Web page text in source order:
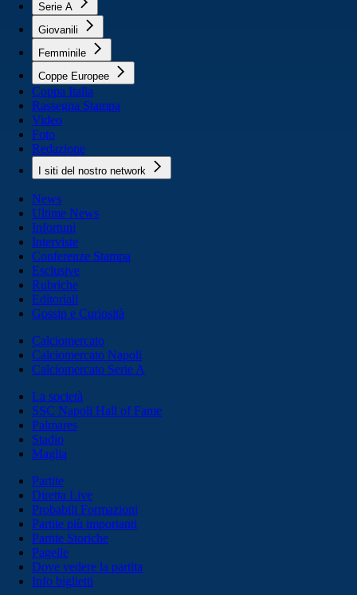
Serie A
Giovanili
Femminile
Coppe Europee
Coppa Italia
Rassegna Stampa
Video
Foto
Redazione
I siti del nostro network
News
Ultime News
Infortuni
Interviste
Conferenze Stampa
Esclusive
Rubriche
Editoriali
Gossip e Curiosità
Calciomercato
Calciomercato Napoli
Calciomercato Serie A
La società
SSC Napoli Hall of Fame
Palmares
Stadio
Maglia
Partite
Diretta Live
Probabili Formazioni
Partite più importanti
Partite Storiche
Pagelle
Dove vedere la partita
Info biglietti